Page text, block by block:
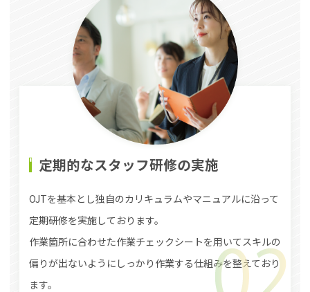
定期的なスタッフ研修の実施
OJTを基本とし独自のカリキュラムやマニュアルに沿って
定期研修を実施しております。
作業箇所に合わせた作業チェックシートを用いてスキルの
偏りが出ないようにしっかり作業する仕組みを整えており
ます。